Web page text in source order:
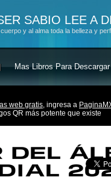
SABIO LEE A
y al alma toda la belleza y
Mas Libros Para Descargar
web gratis, ingresa a
QR más potente que existe